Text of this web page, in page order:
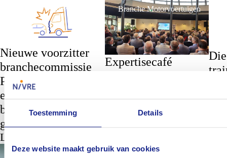
Toestemming Details
Deze website maakt gebruik van cookies
Branche Motorvoertuigen
Nieuwe voorzitter
branchecommissie
PE Motorvoertuigen
en nieuw
branchecommissielid
gezocht
Lees meer
Branche Motorvoertuigen
Expertisecafé
en
Branche Motorvoertuigen Branche Motorvoertuigen